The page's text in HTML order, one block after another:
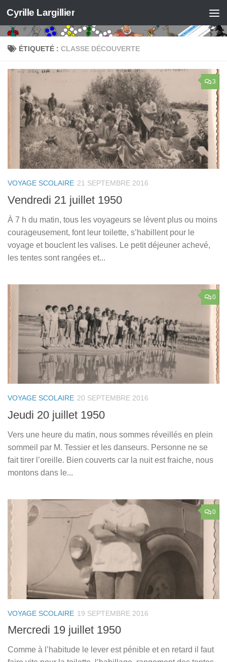
Skip to content
Cyrille Largillier
ÉTIQUETÉ : CLASSE DÉCOUVERTE
3
VOYAGE SCOLAIRE 21 SEPTEMBRE 2016
Vendredi 21 juillet 1950
À 7 h du matin, tous les voyageurs se lèvent plus ou moins
courageusement, font leur toilette, s’habillent pour le
voyage et bouclent les valises. Le petit déjeuner achevé,
les tentes sont rangées et...
0
VOYAGE SCOLAIRE 20 SEPTEMBRE 2016
Jeudi 20 juillet 1950
Vers une heure du matin, nous sommes réveillés en plein
sommeil par M. Tessier et les danseurs. Personne ne se
fait tirer l’oreille. Bien couverts car la nuit est fraiche, nous
montons dans le...
0
VOYAGE SCOLAIRE 19 SEPTEMBRE 2016
Mercredi 19 juillet 1950
Comme à l’habitude le lever est pénible et en retard il faut